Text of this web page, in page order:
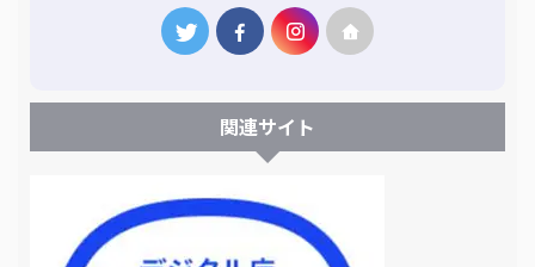
関連サイト